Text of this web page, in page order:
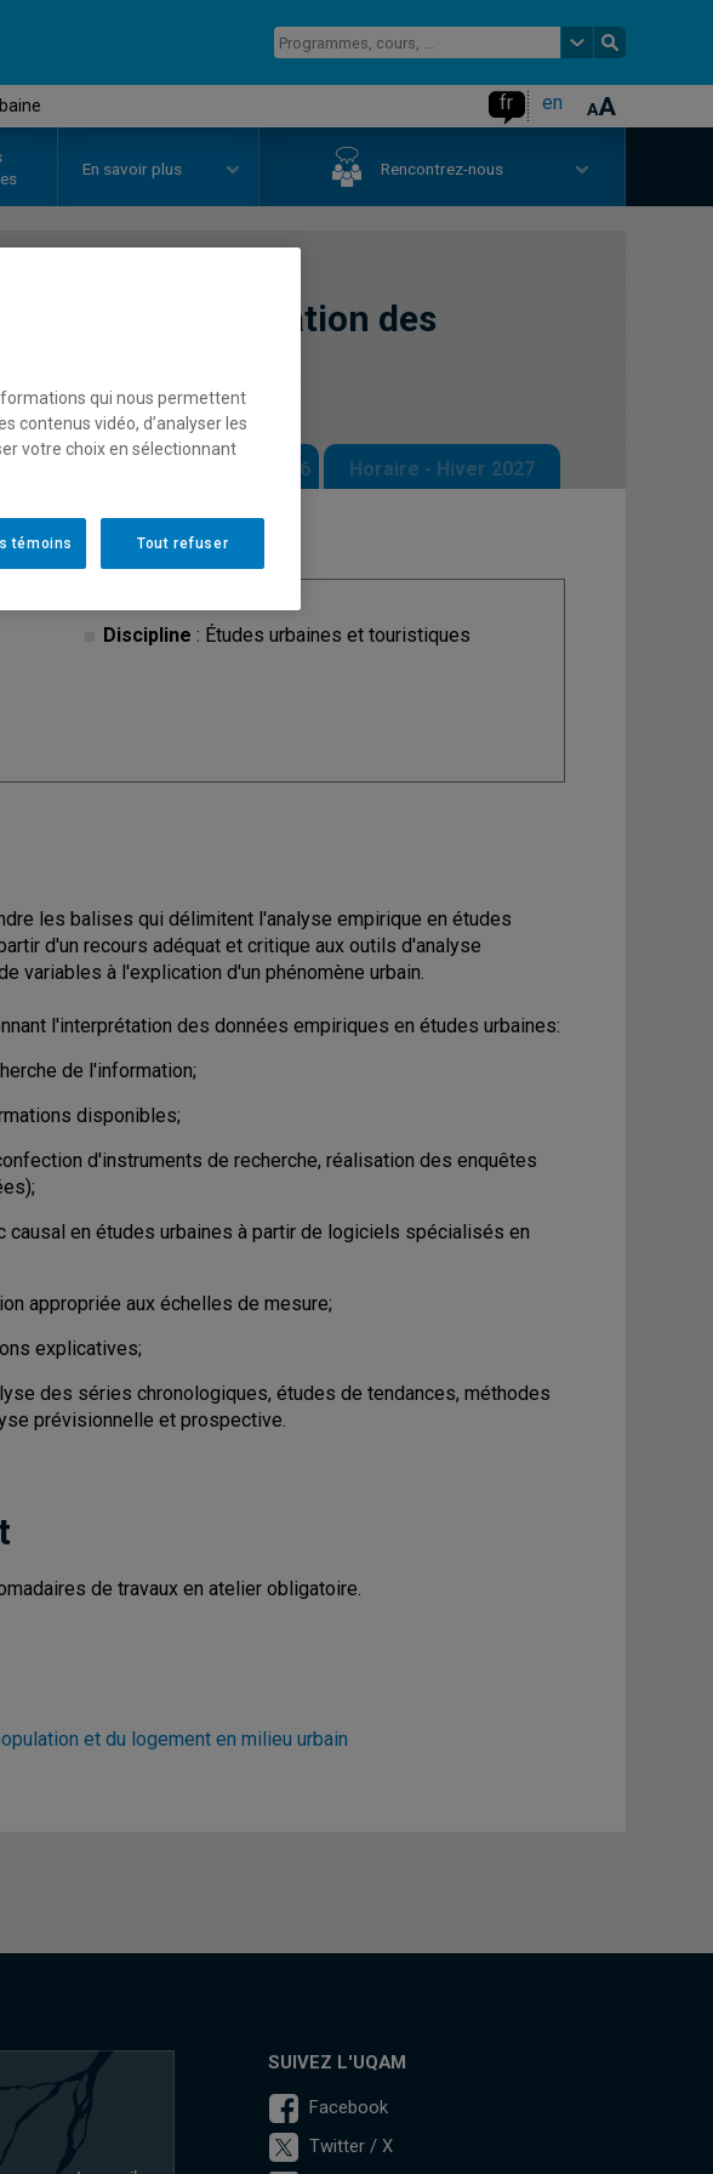
fr en
En savoir plus Rencontrez-nous
d'interprétation des
urbaine
Horaire - Automne 2026 Horaire - Hiver 2027
Discipline : Études urbaines et touristiques
les balises qui délimitent l'analyse empirique en études
d'un recours adéquat et critique aux outils d'analyse
variables à l'explication d'un phénomène urbain.
l'interprétation des données empiriques en études urbaines:
de l'information;
disponibles;
d'instruments de recherche, réalisation des enquêtes
en études urbaines à partir de logiciels spécialisés en
appropriée aux échelles de mesure;
explicatives;
des séries chronologiques, études de tendances, méthodes
prévisionnelle et prospective.
de travaux en atelier obligatoire.
et du logement en milieu urbain
SUIVEZ L'UQAM
Facebook
Twitter / X
qui nous permettent
contenus vidéo, d’analyser les
votre choix en sélectionnant
Tout refuser
témoins